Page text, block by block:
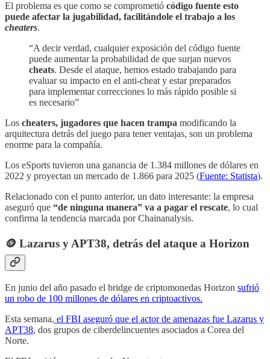
El problema es que como se comprometió código fuente esto
puede afectar la jugabilidad, facilitándole el trabajo a los
cheaters.
“A decir verdad, cualquier exposición del código fuente
puede aumentar la probabilidad de que surjan nuevos
cheats. Desde el ataque, hemos estado trabajando para
evaluar su impacto en el anti-cheat y estar preparados
para implementar correcciones lo más rápido posible si
es necesario”
Los cheaters, jugadores que hacen trampa modificando la
arquitectura detrás del juego para tener ventajas, son un problema
enorme para la compañía.
Los eSports tuvieron una ganancia de 1.384 millones de dólares en
2022 y proyectan un mercado de 1.866 para 2025 (Fuente: Statista).
Relacionado con el punto anterior, un dato interesante: la empresa
aseguró que “de ninguna manera” va a pagar el rescate, lo cual
confirma la tendencia marcada por Chainanalysis.
🪙 Lazarus y APT38, detrás del ataque a Horizon
En junio del año pasado el bridge de criptomonedas Horizon sufrió
un robo de 100 millones de dólares en criptoactivos.
Esta semana, el FBI aseguró que el actor de amenazas fue Lazarus y
APT38, dos grupos de ciberdelincuentes asociados a Corea del
Norte.